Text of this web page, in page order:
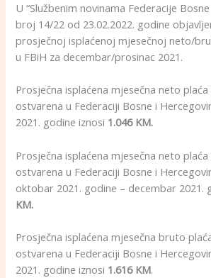
U “Službenim novinama Federacije
broj 14/22 od 23.02.2022. godine
prosječnoj isplaćenoj mjesečnoj neto/
u FBiH za decembar/prosinac 2021.
Prosječna isplaćena mjesečna neto
ostvarena u Federaciji Bosne i
2021. godine iznosi 1.046 KM.
Prosječna isplaćena mjesečna neto
ostvarena u Federaciji Bosne i
oktobar 2021. godine – decembar 2021.
KM.
Prosječna isplaćena mjesečna bruto
ostvarena u Federaciji Bosne i
2021. godine iznosi 1.616 KM.